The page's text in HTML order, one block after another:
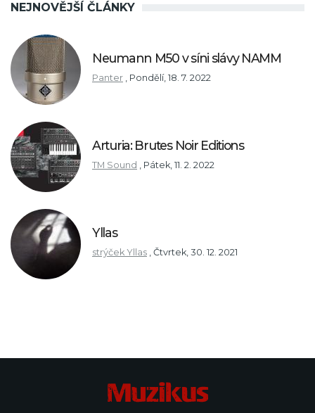
NEJNOVĚJŠÍ ČLÁNKY
Neumann M50 v síni slávy NAMM
Panter Pondělí, 18. 7. 2022
Arturia: Brutes Noir Editions
TM Sound Pátek, 11. 2. 2022
Yllas
strýček Yllas Čtvrtek, 30. 12. 2021